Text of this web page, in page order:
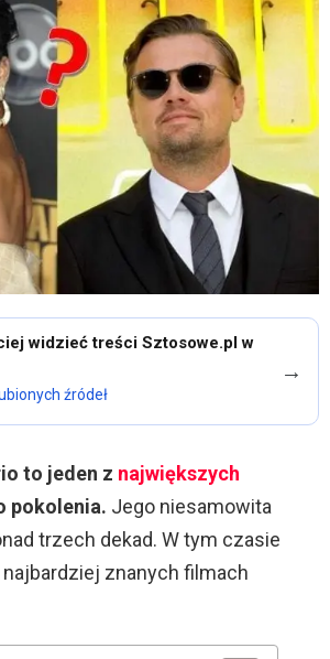
widzieć treści Sztosowe.pl w
źródeł
→
to jeden z największych
pokolenia. Jego niesamowita
trzech dekad. W tym czasie
najbardziej znanych filmach